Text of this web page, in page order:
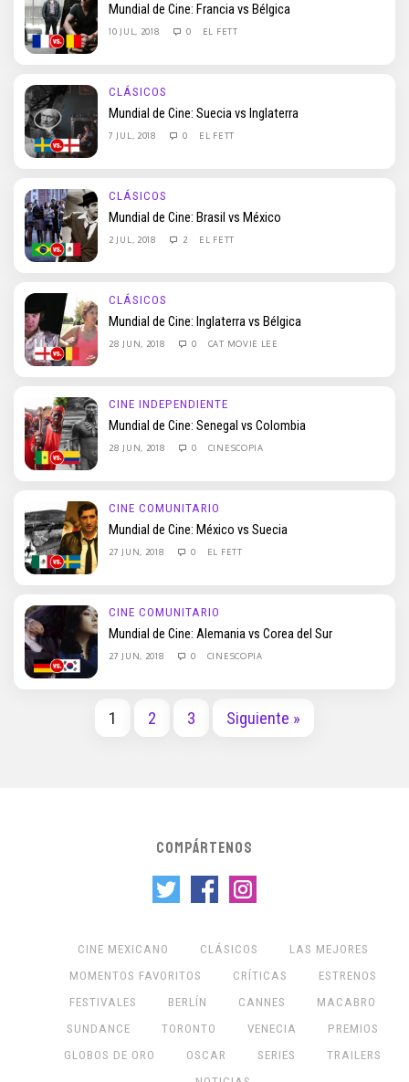
Mundial de Cine: Francia vs Bélgica
10 JUL, 2018 0 EL FETT
CLÁSICOS
Mundial de Cine: Suecia vs Inglaterra
7 JUL, 2018 0 EL FETT
CLÁSICOS
Mundial de Cine: Brasil vs México
2 JUL, 2018 2 EL FETT
CLÁSICOS
Mundial de Cine: Inglaterra vs Bélgica
28 JUN, 2018 0 CAT MOVIE LEE
CINE INDEPENDIENTE
Mundial de Cine: Senegal vs Colombia
28 JUN, 2018 0 CINESCOPIA
CINE COMUNITARIO
Mundial de Cine: México vs Suecia
27 JUN, 2018 0 EL FETT
CINE COMUNITARIO
Mundial de Cine: Alemania vs Corea del Sur
27 JUN, 2018 0 CINESCOPIA
1 2 3 Siguiente »
COMPÁRTENOS
CINE MEXICANO CLÁSICOS
LAS MEJORES
MOMENTOS FAVORITOS
CRÍTICAS
ESTRENOS
FESTIVALES
BERLÍN CANNES
MACABRO
SUNDANCE
TORONTO VENECIA
PREMIOS
GLOBOS DE ORO
OSCAR SERIES
TRAILERS